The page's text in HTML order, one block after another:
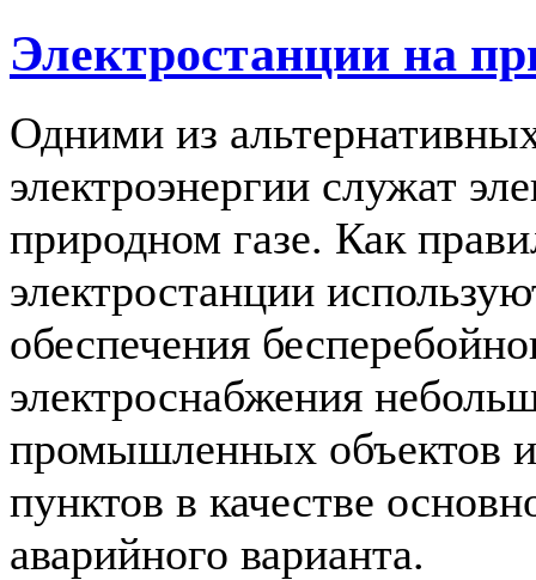
Электростанции на
Одними из
электроэнергии служат
природном газе. Как
электростанции
обеспечения
электроснабжения
промышленных объектов
пунктов в качестве
аварийного варианта.